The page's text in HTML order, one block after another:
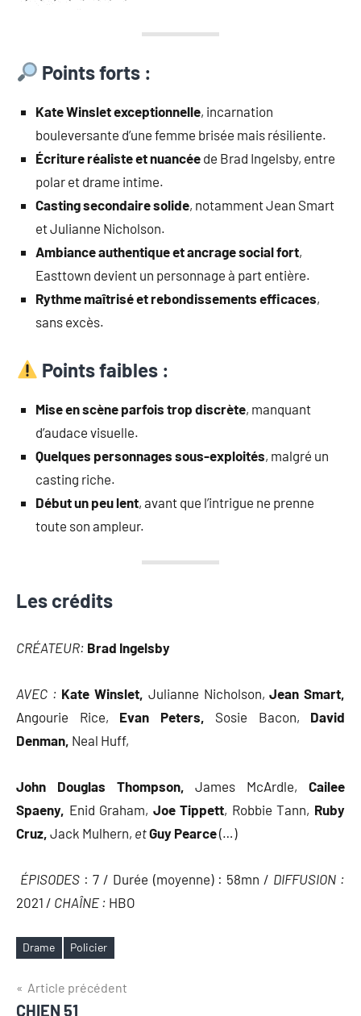
Points forts :
Kate Winslet exceptionnelle, incarnation
bouleversante d’une femme brisée mais résiliente.
Écriture réaliste et nuancée de Brad Ingelsby, entre
polar et drame intime.
Casting secondaire solide, notamment Jean Smart
et Julianne Nicholson.
Ambiance authentique et ancrage social fort,
Easttown devient un personnage à part entière.
Rythme maîtrisé et rebondissements efficaces,
sans excès.
Points faibles :
Mise en scène parfois trop discrète, manquant
d’audace visuelle.
Quelques personnages sous-exploités, malgré un
casting riche.
Début un peu lent, avant que l’intrigue ne prenne
toute son ampleur.
Les crédits
CRÉATEUR: Brad Ingelsby
AVEC : Kate Winslet, Julianne Nicholson, Jean Smart,
Angourie Rice, Evan Peters, Sosie Bacon, David
Denman, Neal Huff,
John Douglas Thompson,James McArdle,Cailee
Spaeny, Enid Graham, Joe Tippett, Robbie Tann, Ruby
Cruz, Jack Mulhern, etGuy Pearce(…)
ÉPISODES : 7 / Durée (moyenne) : 58mn / DIFFUSION :
2021 / CHAÎNE : HBO
Étiquettes
Drame Policier
Navigation
Article précédent
CHIEN 51